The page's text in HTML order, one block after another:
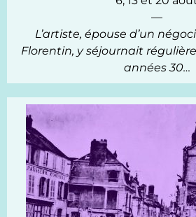
—
L’artiste, épouse d’un
Florentin, y séjournait
années 30…